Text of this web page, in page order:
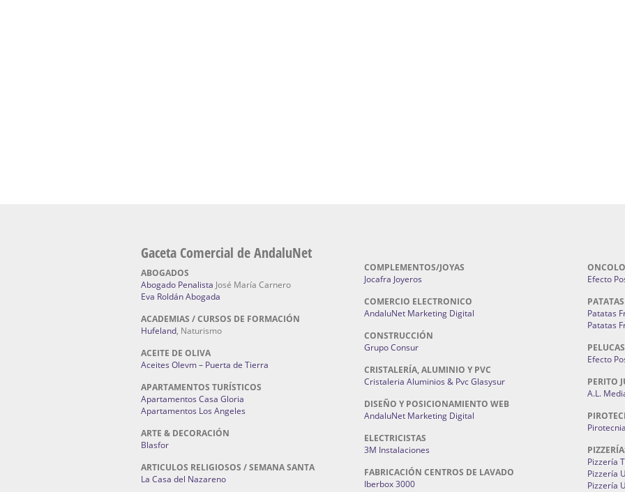
Gaceta Comercial de AndaluNet
ABOGADOS
Abogado Penalista José María Carnero
Eva Roldán Abogada
ACADEMIAS / CURSOS DE FORMACIÓN
Hufeland, Naturismo
ACEITE DE OLIVA
Aceites Olevm – Puerta de Tierra
APARTAMENTOS TURÍSTICOS
Apartamentos Casa Gloria
Apartamentos Los Angeles
ARTE & DECORACIÓN
Blasfor
ARTICULOS RELIGIOSOS / SEMANA SANTA
La Casa del Nazareno
COMPLEMENTOS/JOYAS
Jocafra Joyeros
COMERCIO ELECTRONICO
AndaluNet Marketing Digital
CONSTRUCCIÓN
Grupo Consur
CRISTALERÍA, ALUMINIO Y PVC
Cristaleria Aluminios & Pvc Glasysur
DISEÑO Y POSICIONAMIENTO WEB
AndaluNet Marketing Digital
ELECTRICISTAS
3M Instalaciones
FABRICACIÓN CENTROS DE LAVADO
Iberbox 3000
Efecto
Patatas
Patatas
PELUCAS
Efecto
PERITO
A.L.
Pizzería
Pizzería
Pizzería